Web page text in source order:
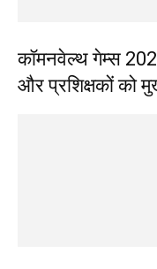
कॉमनवेल्थ गेम्स
और प्रशिक्षकों को